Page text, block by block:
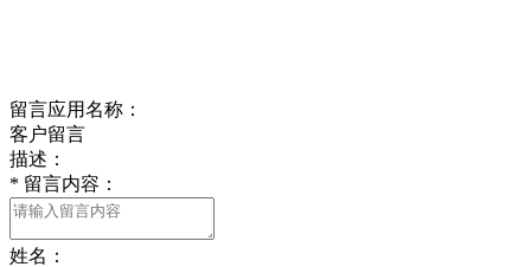
留言应用名称：
客户留言
描述：
* 留言内容：
姓名：